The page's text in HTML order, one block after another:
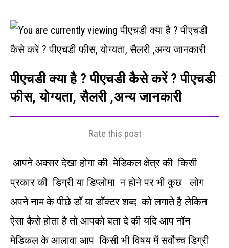
पीएचडी क्या है ? पीएचडी कैसे करें ? पीएचडी
फीस, योग्यता, सैलरी ,अन्य जानकारी
Rate this post
आपने अक्सर देखा होगा की मेडिकल क्षेत्र की किसी
प्रकार की डिग्री या डिप्लोमा न होने पर भी कुछ लोग
अपने नाम के पीछे डॉ या डॉक्टर शब्द को लगाते है लेकिन
ऐसा कैसे होता है तो आपको बता दे की यदि आप नॉन
मेडिकल के आलावा आप किसी भी विषय में सर्वोच्च डिग्री